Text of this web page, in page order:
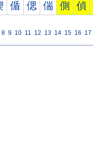
偱 偲 偳 側 偵
8 9 10 11 12 13 14 15 16 17